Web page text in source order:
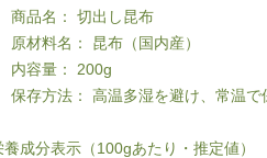
商品名： 切出し昆布
原材料名： 昆布（国内産）
内容量： 200g
保存方法： 高温多湿を避け、常温で
養成分表示（100gあたり・推定値）